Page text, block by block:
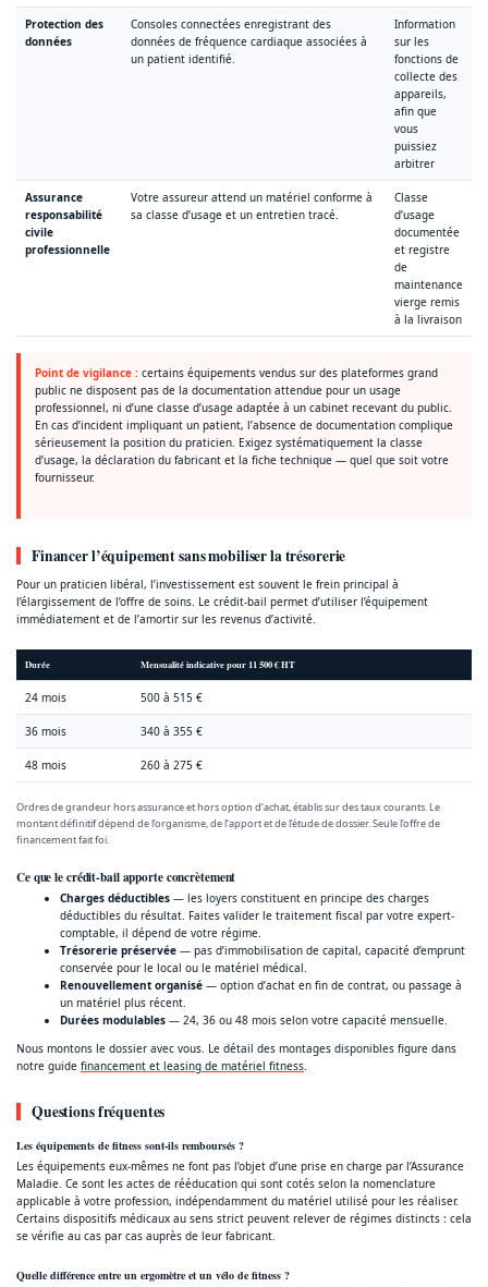
Protection des
données
Consoles connectées enregistrant des
données de fréquence cardiaque associées à
un patient identifié.
Information
sur les
fonctions de
collecte des
appareils,
afin que
vous
puissiez
arbitrer
Assurance
responsabilité
civile
professionnelle
Votre assureur attend un matériel conforme à
sa classe d’usage et un entretien tracé.
Classe
d’usage
documentée
et registre
de
maintenance
vierge remis
à la livraison
Point de vigilance :certains équipements vendus sur des plateformes grand
public ne disposent pas de la documentation attendue pour un usage
professionnel, ni d’une classe d’usage adaptée à un cabinet recevant du public.
En cas d’incident impliquant un patient, l’absence de documentation complique
sérieusement la position du praticien. Exigez systématiquement la classe
d’usage, la déclaration du fabricant et la fiche technique — quel que soit votre
fournisseur.
Financer l’équipement sans mobiliser la trésorerie
Pour un praticien libéral, l’investissement est souvent le frein principal à
l’élargissement de l’offre de soins. Le crédit-bail permet d’utiliser l’équipement
immédiatement et de l’amortir sur les revenus d’activité.
Durée Mensualité indicative pour 11 500 € HT
24 mois 500 à 515 €
36 mois 340 à 355 €
48 mois 260 à 275 €
Ordres de grandeur hors assurance et hors option d’achat, établis sur des taux courants. Le
montant définitif dépend de l’organisme, de l’apport et de l’étude de dossier. Seule l’offre de
financement fait foi.
Ce que le crédit-bail apporte concrètement
Charges déductibles — les loyers constituent en principe des charges
déductibles du résultat. Faites valider le traitement fiscal par votre expert-
comptable, il dépend de votre régime.
Trésorerie préservée — pas d’immobilisation de capital, capacité d’emprunt
conservée pour le local ou le matériel médical.
Renouvellement organisé — option d’achat en fin de contrat, ou passage à
un matériel plus récent.
Durées modulables — 24, 36 ou 48 mois selon votre capacité mensuelle.
Nous montons le dossier avec vous. Le détail des montages disponibles figure dans
notre guide financement et leasing de matériel fitness.
Questions fréquentes
Les équipements de fitness sont-ils remboursés ?
Les équipements eux-mêmes ne font pas l’objet d’une prise en charge par l’Assurance
Maladie. Ce sont les actes de rééducation qui sont cotés selon la nomenclature
applicable à votre profession, indépendamment du matériel utilisé pour les réaliser.
Certains dispositifs médicaux au sens strict peuvent relever de régimes distincts : cela
se vérifie au cas par cas auprès de leur fabricant.
Quelle différence entre un ergomètre et un vélo de fitness ?